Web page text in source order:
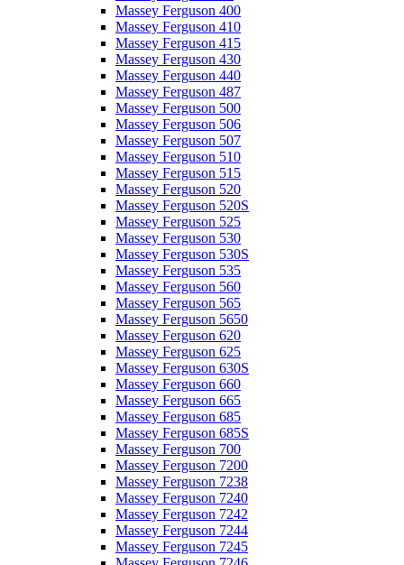
Massey Ferguson 400
Massey Ferguson 410
Massey Ferguson 415
Massey Ferguson 430
Massey Ferguson 440
Massey Ferguson 487
Massey Ferguson 500
Massey Ferguson 506
Massey Ferguson 507
Massey Ferguson 510
Massey Ferguson 515
Massey Ferguson 520
Massey Ferguson 520S
Massey Ferguson 525
Massey Ferguson 530
Massey Ferguson 530S
Massey Ferguson 535
Massey Ferguson 560
Massey Ferguson 565
Massey Ferguson 5650
Massey Ferguson 620
Massey Ferguson 625
Massey Ferguson 630S
Massey Ferguson 660
Massey Ferguson 665
Massey Ferguson 685
Massey Ferguson 685S
Massey Ferguson 700
Massey Ferguson 7200
Massey Ferguson 7238
Massey Ferguson 7240
Massey Ferguson 7242
Massey Ferguson 7244
Massey Ferguson 7245